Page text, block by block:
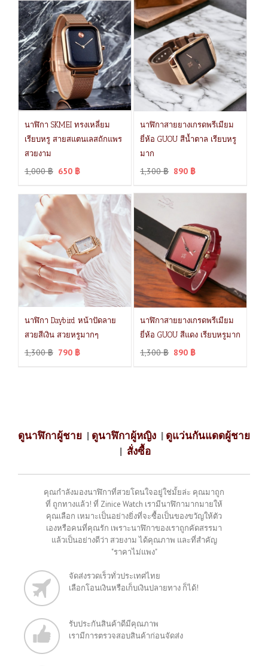
นาฬิกา SKMEI ทรงเหลี่ยม
เรียบหรู สายสแตนเลสถักแพร
สวยงาม
1,000฿ 650 ฿
นาฬิกาสายยางเกรดพรีเมียม
ยี่ห้อ GUOU สีน้ำตาล เรียบหรู
มาก
1,300฿ 890 ฿
นาฬิกา Daybird หน้าปัดลาย
สวยสีเงิน สวยหรูมากๆ
1,300฿ 790 ฿
นาฬิกาสายยางเกรดพรีเมียม
ยี่ห้อ GUOU สีแดง เรียบหรูมาก
1,300฿ 890 ฿
ดูนาฬิกาผู้ชาย | ดูนาฬิกาผู้หญิง | ดูแว่นกันแดดผู้ชาย
| สั่งซื้อ
คุณกำลังมองนาฬิกาที่สวยโดนใจอยู่ใช่มั้ยล่ะ คุณมาถูก
ที่ ถูกทางแล้ว! ที่ Zinice Watch เรามีนาฬิกามากมายให้
คุณเลือก เหมาะเป็นอย่างยิ่งที่จะซื้อเป็นของขวัญให้ตัว
เองหรือคนที่คุณรัก เพราะนาฬิกาของเราถูกคัดสรรมา
แล้วเป็นอย่างดีว่า สวยงาม ได้คุณภาพ และที่สำคัญ
"ราคาไม่แพง"
จัดส่งรวดเร็วทั่วประเทศไทย
เลือกโอนเงินหรือเก็บเงินปลายทาง ก็ได้!
รับประกันสินค้าดีมีคุณภาพ
เรามีการตรวจสอบสินค้าก่อนจัดส่ง